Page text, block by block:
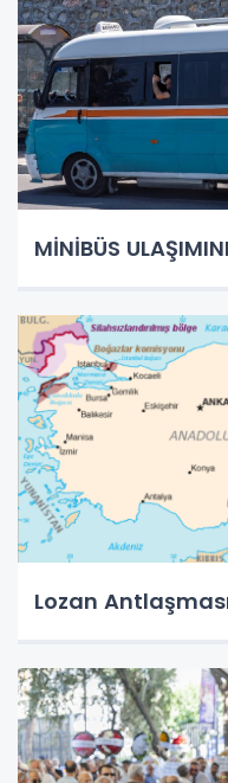
MİNİBÜS
Lozan